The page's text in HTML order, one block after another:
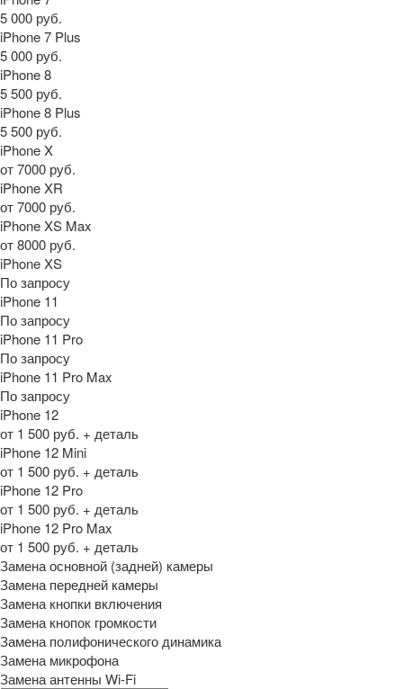
5 000 руб.
iPhone 7 Plus
5 000 руб.
iPhone 8
5 500 руб.
iPhone 8 Plus
5 500 руб.
iPhone X
от 7000 руб.
iPhone XR
от 7000 руб.
iPhone XS Max
от 8000 руб.
iPhone XS
По запросу
iPhone 11
По запросу
iPhone 11 Pro
По запросу
iPhone 11 Pro Max
По запросу
iPhone 12
от 1 500 руб. + деталь
iPhone 12 Mini
от 1 500 руб. + деталь
iPhone 12 Pro
от 1 500 руб. + деталь
iPhone 12 Pro Max
от 1 500 руб. + деталь
Замена основной (задней) камеры
Замена передней камеры
Замена кнопки включения
Замена кнопок громкости
Замена полифонического динамика
Замена микрофона
Замена антенны Wi-Fi